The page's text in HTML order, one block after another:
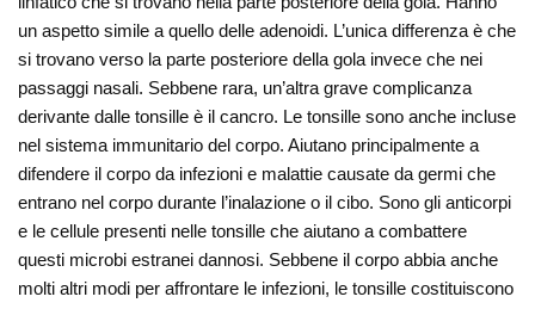
un aspetto simile a quello delle adenoidi. L’unica differenza è che
si trovano verso la parte posteriore della gola invece che nei
passaggi nasali. Sebbene rara, un’altra grave complicanza
derivante dalle tonsille è il cancro. Le tonsille sono anche incluse
nel sistema immunitario del corpo. Aiutano principalmente a
difendere il corpo da infezioni e malattie causate da germi che
entrano nel corpo durante l’inalazione o il cibo. Sono gli anticorpi
e le cellule presenti nelle tonsille che aiutano a combattere
questi microbi estranei dannosi. Sebbene il corpo abbia anche
molti altri modi per affrontare le infezioni, le tonsille costituiscono